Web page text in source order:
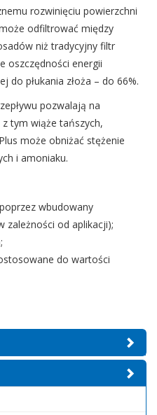
rozwinięciu powierzchni
odfiltrować między
niż tradycyjny filtr
oszczędności energii
do płukania złoża – do 66%.
pozwalają na
tym wiąże tańszych,
może obniżać stężenie
i amoniaku.
wbudowany
zależności od aplikacji);
do wartości